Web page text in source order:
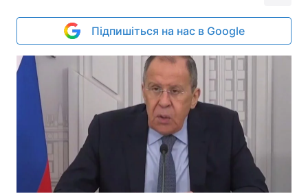
Підпишіться на нас в Google